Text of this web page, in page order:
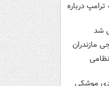
درباره
شد
مازندران
موشکی